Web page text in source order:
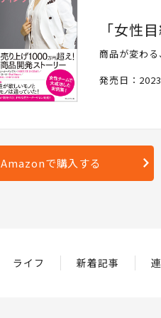
「女性
商品が変わる
発売日：
Amazonで購入する
ライフ 新着記事